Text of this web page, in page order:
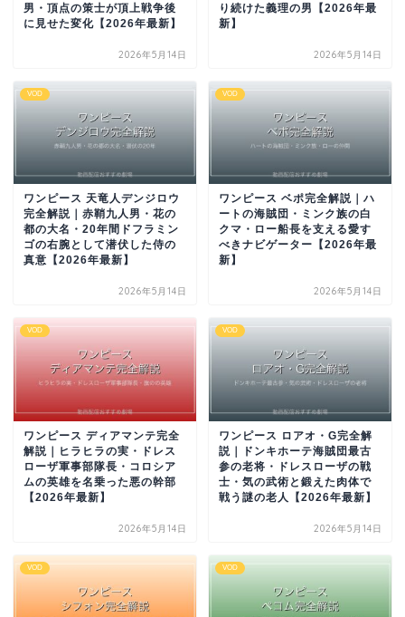
男・頂点の策士が頂上戦争後
に見せた変化【2026年最新】
2026年5月14日
り続けた義理の男【2026年最
新】
2026年5月14日
VOD
ワンピース 天竜人デンジロウ
完全解説｜赤鞘九人男・花の
都の大名・20年間ドフラミン
ゴの右腕として潜伏した侍の
真意【2026年最新】
2026年5月14日
VOD
ワンピース ベポ完全解説｜ハ
ートの海賊団・ミンク族の白
クマ・ロー船長を支える愛す
べきナビゲーター【2026年最
新】
2026年5月14日
VOD
ワンピース ディアマンテ完全
解説｜ヒラヒラの実・ドレス
ローザ軍事部隊長・コロシア
ムの英雄を名乗った悪の幹部
【2026年最新】
2026年5月14日
VOD
ワンピース ロアオ・G完全解
説｜ドンキホーテ海賊団最古
参の老将・ドレスローザの戦
士・気の武術と鍛えた肉体で
戦う謎の老人【2026年最新】
2026年5月14日
VOD VOD